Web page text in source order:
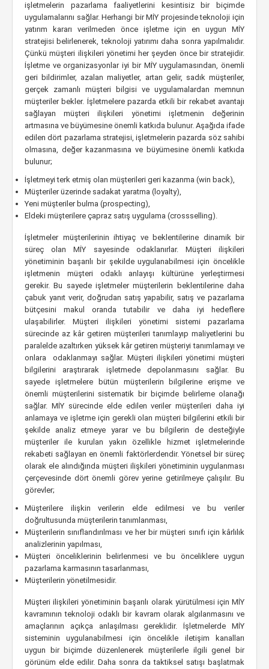
işletmelerin pazarlama faaliyetlerini kesintisiz bir biçimde
uygulamalarını sağlar. Herhangi bir MİY projesinde teknoloji için
yatırım kararı verilmeden önce işletme için en uygun MİY
stratejisi belirlenerek, teknoloji yatırımı daha sonra yapılmalıdır.
Çünkü müşteri ilişkileri yönetimi her şeyden önce bir stratejidir.
İşletme ve organizasyonlar iyi bir MİY uygulamasından, önemli
geri bildirimler, azalan maliyetler, artan gelir, sadık müşteriler,
gerçek zamanlı müşteri bilgisi ve uygulamalardan memnun
müşteriler bekler. İşletmelere pazarda etkili bir rekabet avantajı
sağlayan müşteri ilişkileri yönetimi işletmenin değerinin
artmasına ve büyümesine önemli katkıda bulunur. Aşağıda ifade
edilen dört pazarlama stratejisi, işletmelerin pazarda söz sahibi
olmasına, değer kazanmasına ve büyümesine önemli katkıda
bulunur;
İşletmeyi terk etmiş olan müşterileri geri kazanma (win back),
Müşteriler üzerinde sadakat yaratma (loyalty),
Yeni müşteriler bulma (prospecting),
Eldeki müşterilere çapraz satış uygulama (crossselling).
İşletmeler müşterilerinin ihtiyaç ve beklentilerine dinamik bir
süreç olan MİY sayesinde odaklanırlar. Müşteri ilişkileri
yönetiminin başarılı bir şekilde uygulanabilmesi için öncelikle
işletmenin müşteri odaklı anlayışı kültürüne yerleştirmesi
gerekir. Bu sayede işletmeler müşterilerin beklentilerine daha
çabuk yanıt verir, doğrudan satış yapabilir, satış ve pazarlama
bütçesini makul oranda tutabilir ve daha iyi hedeflere
ulaşabilirler. Müşteri ilişkileri yönetimi sistemi pazarlama
sürecinde az kâr getiren müşterileri tanımlayıp maliyetlerini bu
paralelde azaltırken yüksek kâr getiren müşteriyi tanımlamayı ve
onlara odaklanmayı sağlar. Müşteri ilişkileri yönetimi müşteri
bilgilerini araştırarak işletmede depolanmasını sağlar. Bu
sayede işletmelere bütün müşterilerin bilgilerine erişme ve
önemli müşterilerini sistematik bir biçimde belirleme olanağı
sağlar. MİY sürecinde elde edilen veriler müşterileri daha iyi
anlamaya ve işletme için gerekli olan müşteri bilgilerini etkili bir
şekilde analiz etmeye yarar ve bu bilgilerin de desteğiyle
müşteriler ile kurulan yakın özellikle hizmet işletmelerinde
rekabeti sağlayan en önemli faktörlerdendir. Yönetsel bir süreç
olarak ele alındığında müşteri ilişkileri yönetiminin uygulanması
çerçevesinde dört önemli görev yerine getirilmeye çalışılır. Bu
görevler;
Müşterilere ilişkin verilerin elde edilmesi ve bu veriler
doğrultusunda müşterilerin tanımlanması,
Müşterilerin sınıflandırılması ve her bir müşteri sınıfı için kârlılık
analizlerinin yapılması,
Müşteri önceliklerinin belirlenmesi ve bu önceliklere uygun
pazarlama karmasının tasarlanması,
Müşterilerin yönetilmesidir.
Müşteri ilişkileri yönetiminin başarılı olarak yürütülmesi için MİY
kavramının teknoloji odaklı bir kavram olarak algılanmasını ve
amaçlarının açıkça anlaşılması gereklidir. İşletmelerde MİY
sisteminin uygulanabilmesi için öncelikle iletişim kanalları
uygun bir biçimde düzenlenerek müşterilerle ilgili genel bir
görünüm elde edilir. Daha sonra da taktiksel satışı başlatmak